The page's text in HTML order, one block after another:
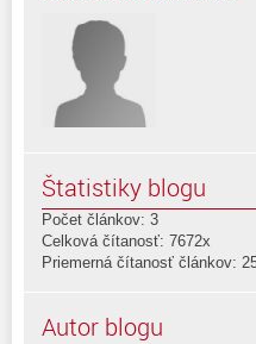
Štatistiky blogu
Počet článkov: 3
Celková čítanosť: 7672x
Priemerná čítanosť článkov:
Autor blogu